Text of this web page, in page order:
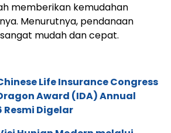
memberikan kemudahan
Menurutnya, pendanaan
mudah dan cepat.
Life Insurance Congress
Award (IDA) Annual
Resmi Digelar